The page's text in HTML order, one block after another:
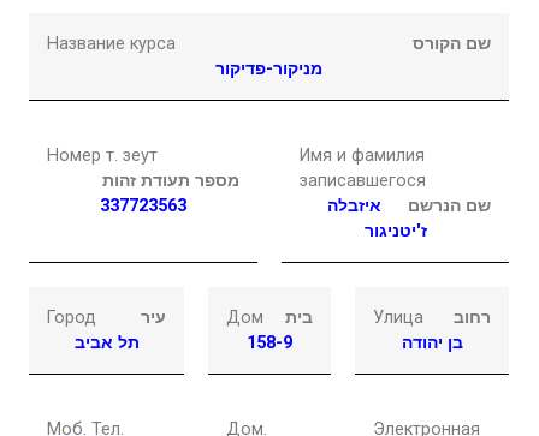
Название курса
שם הקורס
מניקור-פדיקור
Номер т. зеут
מספר תעודת זהות
337723563
Имя и фамилия
записавшегося
שם הנרשם
איזבלה
ז'יטניגור
Город
עיר
תל אביב
Дом
בית
158-9
Улица
רחוב
בן יהודה
Моб. Тел.
Дом.
Электронная